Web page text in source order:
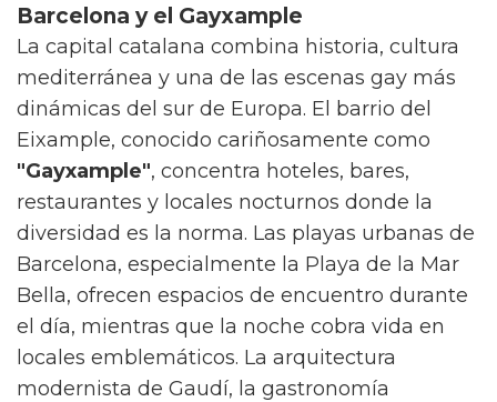
Barcelona y el Gayxample
La capital catalana combina historia, cultura
mediterránea y una de las escenas gay más
dinámicas del sur de Europa. El barrio del
Eixample, conocido cariñosamente como
"Gayxample", concentra hoteles, bares,
restaurantes y locales nocturnos donde la
diversidad es la norma. Las playas urbanas de
Barcelona, especialmente la Playa de la Mar
Bella, ofrecen espacios de encuentro durante
el día, mientras que la noche cobra vida en
locales emblemáticos. La arquitectura
modernista de Gaudí, la gastronomía